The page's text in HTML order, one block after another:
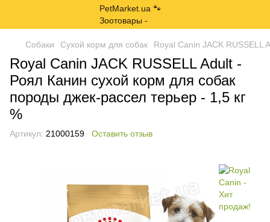
Собаки Сухой корм для собак Royal Canin JACK RUSSELL
Royal Canin JACK RUSSELL Adult -
Роял Канин сухой корм для собак
породы джек-рассел терьер - 1,5 кг
%
Артикул: 21000159 Оставить отзыв